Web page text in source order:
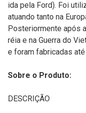
ida pela Ford). Foi
atuando tanto na
Posteriormente após
réia e na Guerra do
e foram fabricadas
Sobre o Produto:
DESCRIÇÃO